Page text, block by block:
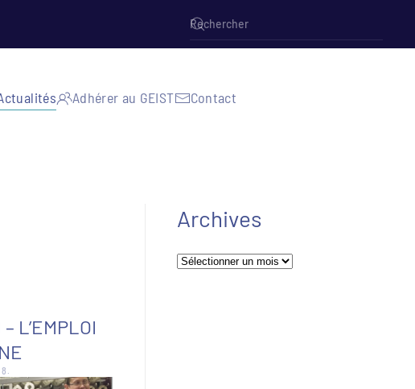
Adhérer au GEIST Contact
L’EMPLOI
.
Archives
Archives